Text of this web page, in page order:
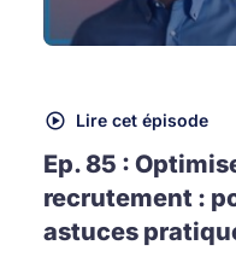
Lire cet épisode
Ep. 85 :
recrutement :
astuces